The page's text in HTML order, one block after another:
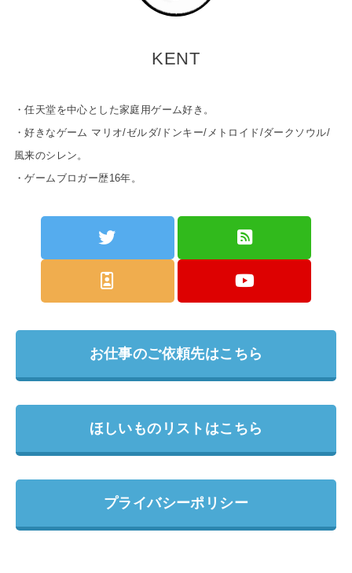
KENT
・任天堂を中心とした家庭用ゲーム好き。
・好きなゲーム マリオ/ゼルダ/ドンキー/メトロイド/ダークソウル/
風来のシレン。
・ゲームブロガー歴16年。
お仕事のご依頼先はこちら
ほしいものリストはこちら
プライバシーポリシー